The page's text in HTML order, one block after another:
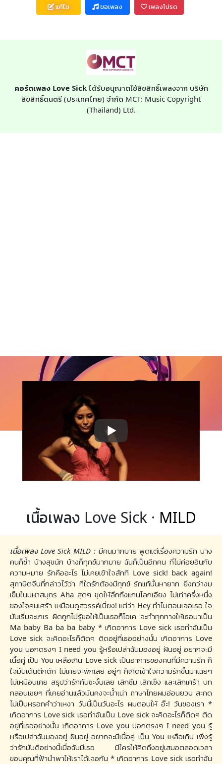
แก้ไข ขอเพลง เพลงโปรด
คอร์ดเพลง Love Sickได้รับอนุญาตใช้ลิขสิทธิ์เพลงจาก บริษัท
ลิขสิทธิ์ดนตรี (ประเทศไทย) จำกัด MCT: Music Copyright
(Thailand) Ltd.
เนื้อเพลง Love Sick · MILD
เนื้อเพลง Love Sick MILD : มีคนมากมาย พูดแต่เรื่องความรัก บาง
คนก็ช้ำ บ้างสุขนัก บ้างก็ทุกข์มากมาย ฉันก็เป็นอีกคน ที่ไม่ค่อยอินกับ
ความหมาย รักคืออะไร ไม่เคยเข้าใจสักที Love sick! back again!
สุภาษิตจีนที่กล่าวไว้ว่า ที่ใดรักต้องมีทุกข์ รักแท้นั้นหายาก ยิ่งกว่างม
เข็มในมหาสมุทร Aha สุดๆ ขุดให้ลึกถึงแกนโลกเอียง ไม่เท่าครึ่งหนึ่ง
ของใจคนเศร้า เหมือนดูสวรรค์เบี่ยง! แต่ว่า Hey ทำไมตอนเจอเธอ ใจ
มันเริ่มจะเกเร ผิดถูกไม่รู้ขอให้เป็นเธอก็โอเค จะทำทุกทางให้เธอมาเป็น
Ma baby Ba ba ba baby * เกิดอาการ Love sick เธอทำฉันเป็น
Love sick จะคิดอะไรก็ติดๆ ติดอยู่ที่เธออย่างนั้น เกิดอาการ Love
you บอกตรงๆ I need you รู้หรือเปล่าฉันมองอยู่ ฝันอยู่ อยากจะมี
เนื้อคู่ เป็น You เหลือเกิน Love sick เป็นอาการของคนที่มีความรัก ก็
ใจมันเต้นตึกตัก ไม่เคยจะพักเลย อยู่ๆ ก็เกิดเข้าใจความรักขึ้นมาเฉยๆ
ไม่เหมือนเคย สรุปว่ารักกันซะงั้นเลย เลิกซึม เลิกเซ็ง และเลิกเศร้า บท
กลอนเชยๆ ที่เคยอ่านแล้วมันคงจะน้ำเน่า ภาษาไทยผมอ่อนยวบ สะกด
ไม่เป็นหรอกคำว่าเหงา วันนี้เป็นวันอะไร ผมตอบให้ อ๊ะ! วันของเรา *
เกิดอาการ Love sick เธอทำฉันเป็น Love sick จะคิดอะไรก็ติดๆ ติด
อยู่ที่เธออย่างนั้น เกิดอาการ Love you บอกตรงๆ I need you รู้
หรือเปล่าฉันมองอยู่ ฝันอยู่ อยากจะมีเนื้อคู่ เป็น You เหลือเกิน เพิ่งรู้
ว่ารักมันดีอย่างนี้เมื่อฉันมีเธอ มีใครให้คิดถึงอยู่เสมอตลอดเวลา
ขอบคุณที่ฟ้านำพาให้เราได้เจอกัน * เกิดอาการ Love sick เธอทำฉัน